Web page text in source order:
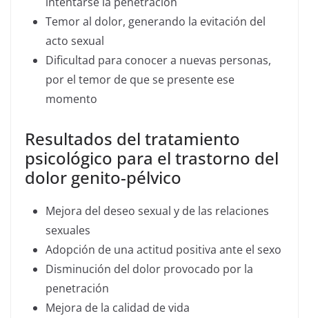
Temor al dolor, generando la evitación del
acto sexual
Dificultad para conocer a nuevas personas,
por el temor de que se presente ese
momento
Resultados del tratamiento
psicológico para el trastorno del
dolor genito-pélvico
Mejora del deseo sexual y de las relaciones
sexuales
Adopción de una actitud positiva ante el sexo
Disminución del dolor provocado por la
penetración
Mejora de la calidad de vida